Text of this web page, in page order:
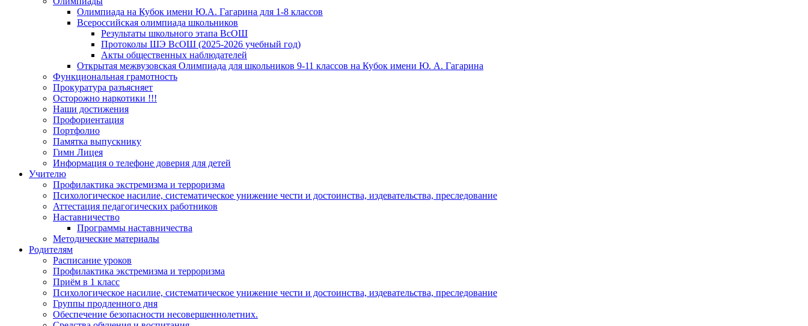
Олимпиада на Кубок имени Ю.А. Гагарина для 1-8 классов
Всероссийская олимпиада школьников
Результаты школьного этапа ВсОШ
Протоколы ШЭ ВсОШ (2025-2026 учебный год)
Акты общественных наблюдателей
Открытая межвузовская Олимпиада для школьников 9-11 классов на Кубок имени Ю. А. Гагарина
Функциональная грамотность
Прокуратура разъясняет
Осторожно наркотики !!!
Наши достижения
Профориентация
Портфолио
Памятка выпускнику
Гимн Лицея
Информация о телефоне доверия для детей
Учителю
Профилактика экстремизма и терроризма
Психологическое насилие, систематическое унижение чести и достоинства, издевательства, преследование
Аттестация педагогических работников
Наставничество
Программы наставничества
Методические материалы
Родителям
Расписание уроков
Профилактика экстремизма и терроризма
Приём в 1 класс
Психологическое насилие, систематическое унижение чести и достоинства, издевательства, преследование
Группы продленного дня
Обеспечение безопасности несовершеннолетних.